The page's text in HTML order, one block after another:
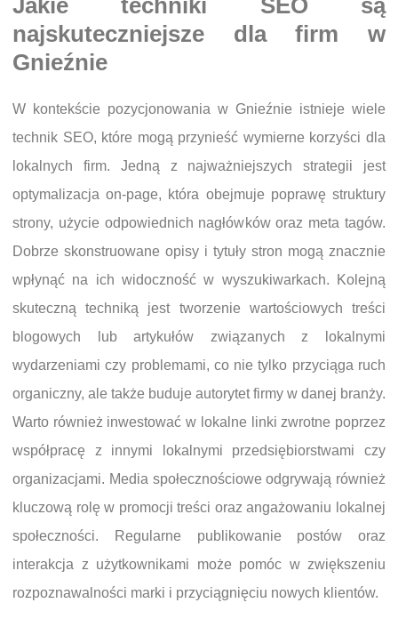
Jakie techniki SEO są
najskuteczniejsze dla firm w
Gnieźnie
W kontekście pozycjonowania w Gnieźnie istnieje wiele
technik SEO, które mogą przynieść wymierne korzyści dla
lokalnych firm. Jedną z najważniejszych strategii jest
optymalizacja on-page, która obejmuje poprawę struktury
strony, użycie odpowiednich nagłówków oraz meta tagów.
Dobrze skonstruowane opisy i tytuły stron mogą znacznie
wpłynąć na ich widoczność w wyszukiwarkach. Kolejną
skuteczną techniką jest tworzenie wartościowych treści
blogowych lub artykułów związanych z lokalnymi
wydarzeniami czy problemami, co nie tylko przyciąga ruch
organiczny, ale także buduje autorytet firmy w danej branży.
Warto również inwestować w lokalne linki zwrotne poprzez
współpracę z innymi lokalnymi przedsiębiorstwami czy
organizacjami. Media społecznościowe odgrywają również
kluczową rolę w promocji treści oraz angażowaniu lokalnej
społeczności. Regularne publikowanie postów oraz
interakcja z użytkownikami może pomóc w zwiększeniu
rozpoznawalności marki i przyciągnięciu nowych klientów.